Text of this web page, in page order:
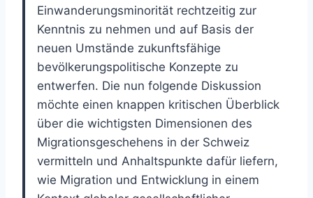
Einwanderungsminorität rechtzeitig zur
Kenntnis zu nehmen und auf Basis der
neuen Umstände zukunftsfähige
bevölkerungspolitische Konzepte zu
entwerfen. Die nun folgende Diskussion
möchte einen knappen kritischen Überblick
über die wichtigsten Dimensionen des
Migrationsgeschehens in der Schweiz
vermitteln und Anhaltspunkte dafür liefern,
wie Migration und Entwicklung in einem